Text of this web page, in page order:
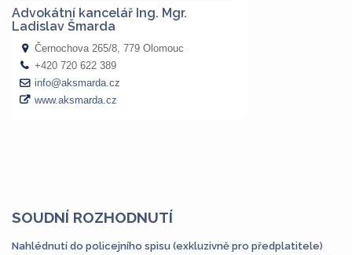
SOUDNÍ ROZHODNUTÍ
Nahlédnutí do policejního spisu (exkluzivně pro předplatitele)